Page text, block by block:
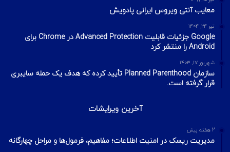
معایب آنتی ویروس ایرانی پادویش
تیر ۲۴, ۱۴۰۴
Google جزئیات قابلیت Advanced Protection در Chrome برای
Android را منتشر کرد
شهریور ۱۷, ۱۴۰۳
سازمان Planned Parenthood تأیید کرده که هدف یک حمله سایبری
قرار گرفته است.
آخرین ویرایشات
2 هفته پیش
مدیریت ریسک در امنیت اطلاعات؛ مفاهیم، فرمول‌ها و مراحل چهارگانه